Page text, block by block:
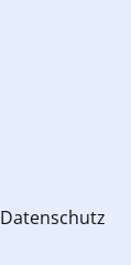
Datenschutz